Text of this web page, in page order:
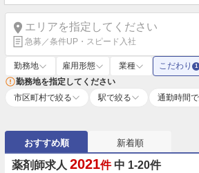
エリアを指定してください
急募／条件UP・スピード入社
勤務地 雇用形態 業種 こだわり 1
勤務地を指定してください
市区町村で絞る
駅で絞る 通勤時間
おすすめ順 新着順
薬剤師求人 2021件 中 1-20件